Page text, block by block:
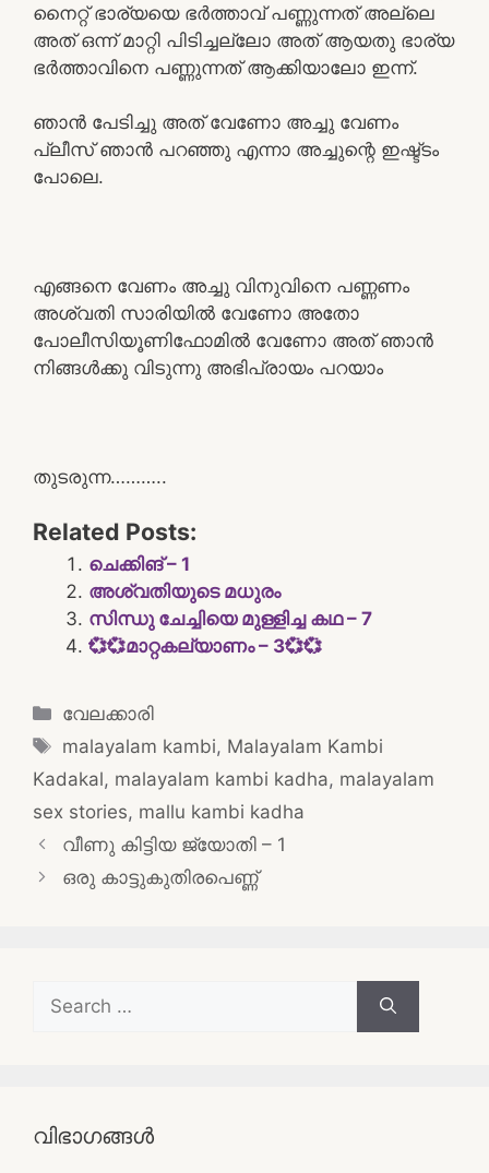
നൈറ്റ്‌ ഭാര്യയെ ഭർത്താവ് പണ്ണുന്നത് അല്ലെ
അത് ഒന്ന് മാറ്റി പിടിച്ചല്ലോ അത് ആയതു ഭാര്യ
ഭർത്താവിനെ പണ്ണുന്നത് ആക്കിയാലോ ഇന്ന്.
ഞാൻ പേടിച്ചു അത് വേണോ അച്ചു വേണം
പ്ലീസ് ഞാൻ പറഞ്ഞു എന്നാ അച്ചുന്റെ ഇഷ്ട്ടം
പോലെ.
എങ്ങനെ വേണം അച്ചു വിനുവിനെ പണ്ണണം
അശ്വതി സാരിയിൽ വേണോ അതോ
പോലീസിയൂണിഫോമിൽ വേണോ അത് ഞാൻ
നിങ്ങൾക്കു വിടുന്നു അഭിപ്രായം പറയാം
തുടരുന്ന………..
Related Posts:
ചെക്കിങ് – 1
അശ്വതിയുടെ മധുരം
സിന്ധു ചേച്ചിയെ മുള്ളിച്ച കഥ – 7
💞💞മാറ്റകല്യാണം – 3💞💞
Categories
വേലക്കാരി
Tags
malayalam kambi, Malayalam Kambi
Kadakal, malayalam kambi kadha, malayalam
sex stories, mallu kambi kadha
Post
navigation
വീണു കിട്ടിയ ജ്യോതി – 1
ഒരു കാട്ടുകുതിരപെണ്ണ്
Search
for:
വിഭാഗങ്ങൾ